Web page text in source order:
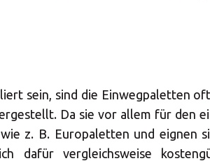
sein, sind die Einwegpaletten
Da sie vor allem für den
z. B. Europaletten und eignen
dafür vergleichsweise